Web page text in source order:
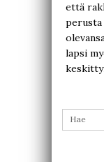
että
perusta
lapsi